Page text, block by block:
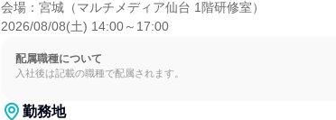
会場：宮城（マルチメディア仙台 1階研修室）
2026/08/08(土) 14:00～17:00
配属職種について
入社後は記載の職種で配属されます。
勤務地